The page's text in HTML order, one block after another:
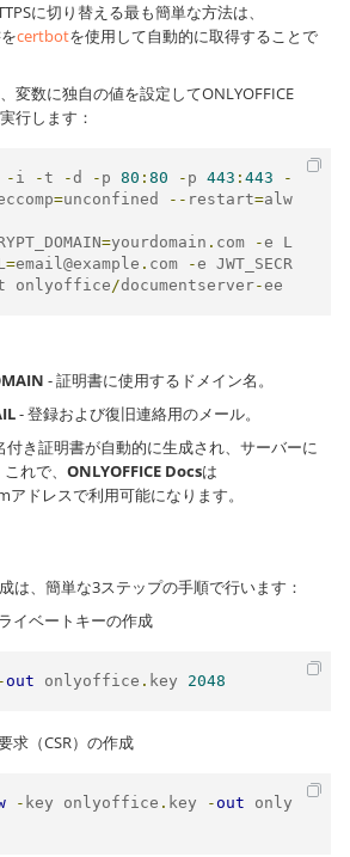
に切り替える最も簡単な方法は、
certbotを使用して自動的に取得することで
変数に独自の値を設定してONLYOFFICE
行します：
- i -t -d - p 80 : 80 - p 443 : 443
-
=unconfined -- restart=alw
=yourdomain . com -e L
=email@example . com -e JWT_SECR
onlyoffice/documentserver-ee
- 証明書に使用するドメイン名。
- 登録および復旧連絡用のメール。
き証明書が自動的に生成され、サーバーに
れで、 ONLYOFFICE Docsは
アドレスで利用可能になります。
は、簡単な3ステップの手順で行います：
イベートキーの作成
- out onlyoffice . key 2048
求（CSR）の作成
- key onlyoffice . key - out only